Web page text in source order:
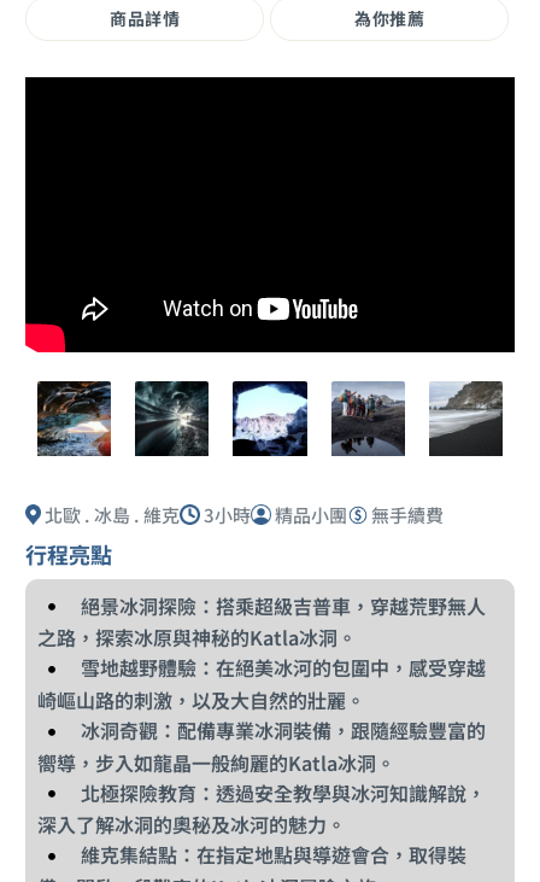
商品詳情 為你推薦
北歐 . 冰島 . 維克 3小時 精品小團 無手續費
行程亮點
絕景冰洞探險：搭乘超級吉普車，穿越荒野無人
之路，探索冰原與神秘的Katla冰洞。
雪地越野體驗：在絕美冰河的包圍中，感受穿越
崎嶇山路的刺激，以及大自然的壯麗。
冰洞奇觀：配備專業冰洞裝備，跟隨經驗豐富的
嚮導，步入如龍晶一般絢麗的Katla冰洞。
北極探險教育：透過安全教學與冰河知識解說，
深入了解冰洞的奧秘及冰河的魅力。
維克集結點：在指定地點與導遊會合，取得裝